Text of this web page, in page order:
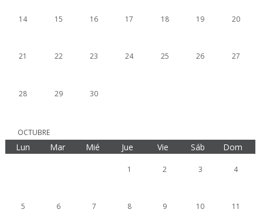
14 15 16 17 18 19 20
21 22 23 24 25 26 27
28 29 30
OCTUBRE
Lun Mar Mié Jue Vie Sáb Dom
1 2 3 4
5 6 7 8 9 10 11